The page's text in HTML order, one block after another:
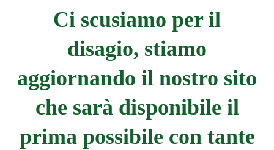
Ci scusiamo per il
disagio, stiamo
aggiornando il nostro sito
che sarà disponibile il
prima possibile con tante